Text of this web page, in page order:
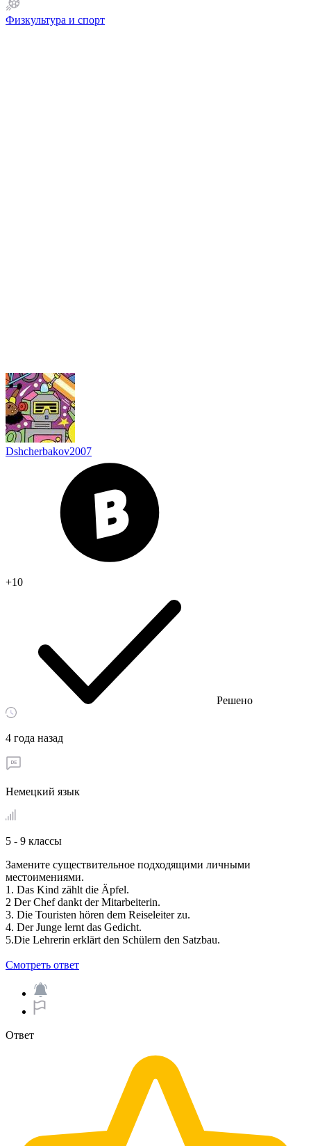
Физкультура и спорт
Dshcherbakov2007
+10
Решено
4 года назад
Немецкий язык
5 - 9 классы
Замените существительное подходящими личными
местоимениями.
1. Das Kind zählt die Äpfel.
2 Der Chef dankt der Mitarbeiterin.
3. Die Touristen hören dem Reiseleiter zu.
4. Der Junge lernt das Gedicht.
5.Die Lehrerin erklärt den Schülern den Satzbau.
Смотреть ответ
Ответ